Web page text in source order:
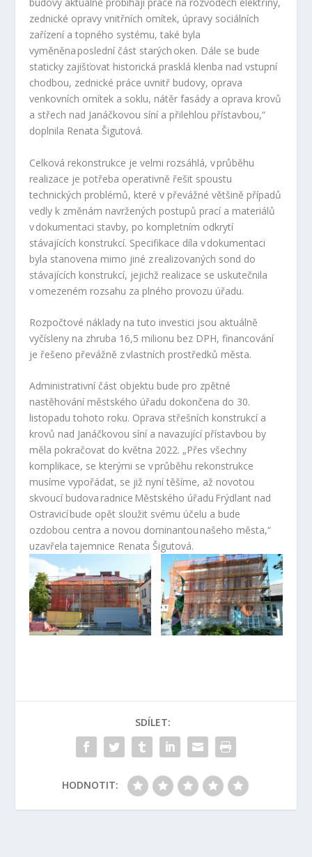
zednické opravy vnitřních omítek, úpravy sociálních
zařízení a topného systému, také byla
vyměněna poslední část starých oken. Dále se bude
staticky zajišťovat historická prasklá klenba nad vstupní
chodbou, zednické práce uvnitř budovy, oprava
venkovních omítek a soklu, nátěr fasády a oprava krovů
a střech nad Janáčkovou síní a přilehlou přístavbou,“
doplnila Renata Šigutová.
Celková rekonstrukce je velmi rozsáhlá, v průběhu
realizace je potřeba operativně řešit spoustu
technických problémů, které v převážné většině případů
vedly k změnám navržených postupů prací a materiálů
v dokumentaci stavby, po kompletním odkrytí
stávajících konstrukcí. Specifikace díla v dokumentaci
byla stanovena mimo jiné z realizovaných sond do
stávajících konstrukcí, jejichž realizace se uskutečnila
v omezeném rozsahu za plného provozu úřadu.
Rozpočtové náklady na tuto investici jsou aktuálně
vyčísleny na zhruba 16,5 milionu bez DPH, financování
je řešeno převážně z vlastních prostředků města.
Administrativní část objektu bude pro zpětné
nastěhování městského úřadu dokončena do 30.
listopadu tohoto roku. Oprava střešních konstrukcí a
krovů nad Janáčkovou síní a navazující přístavbou by
měla pokračovat do května 2022. „Přes všechny
komplikace, se kterými se v průběhu rekonstrukce
musíme vypořádat, se již nyní těšíme, až novotou
skvoucí budova radnice Městského úřadu Frýdlant nad
Ostravicí bude opět sloužit svému účelu a bude
ozdobou centra a novou dominantou našeho města,“
uzavřela tajemnice Renata Šigutová.
SDÍLET:
HODNOTIT: